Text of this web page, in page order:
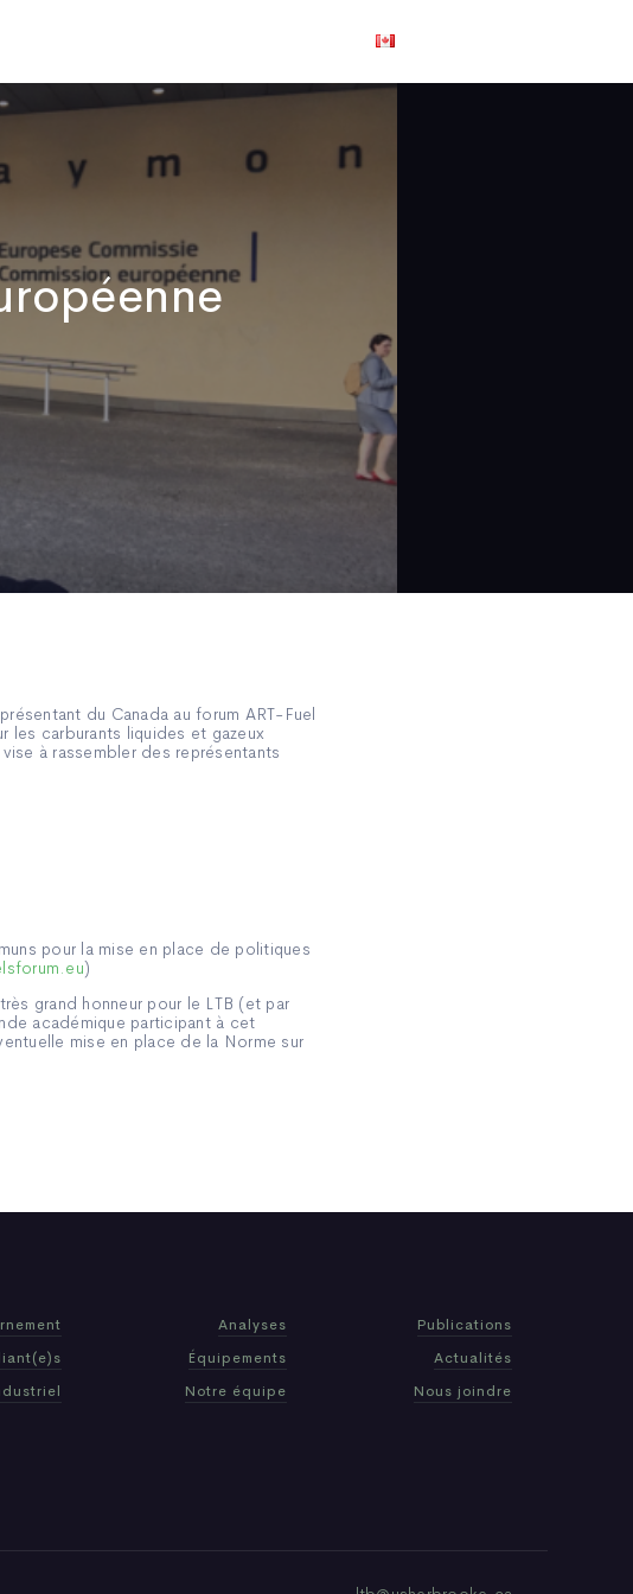
du Canada au forum ART-Fuel
les carburants liquides et gazeux
à rassembler des représentants
pour la mise en place de politiques
)
grand honneur pour le LTB (et par
académique participant à cet
mise en place de la Norme sur
Analyses
Équipements
Notre équipe
Publications
Actualités
Nous joindre